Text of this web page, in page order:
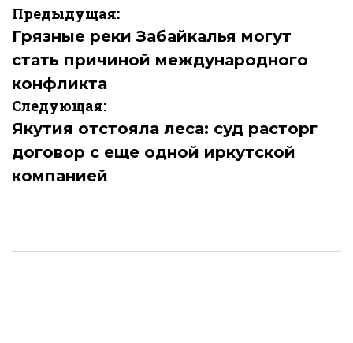
Навигация
по
записям
Предыдущая:
Грязные реки Забайкалья могут
стать причиной международного
конфликта
Следующая:
Якутия отстояла леса: суд расторг
договор с еще одной иркутской
компанией